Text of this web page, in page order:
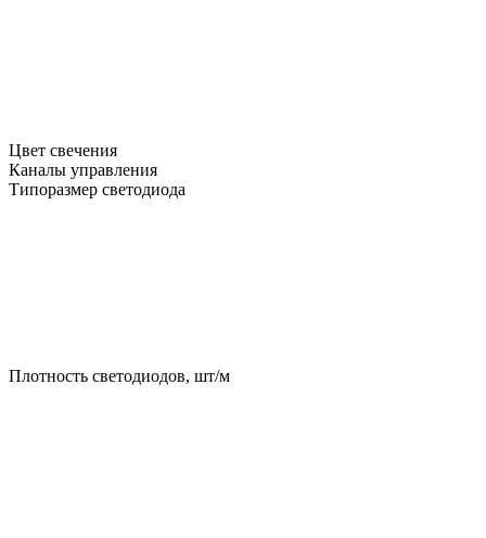
Цвет свечения
Каналы управления
Типоразмер светодиода
Плотность светодиодов, шт/м